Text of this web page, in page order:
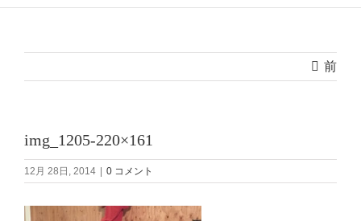
前
img_1205-220×161
12月 28日, 2014 0 コメント